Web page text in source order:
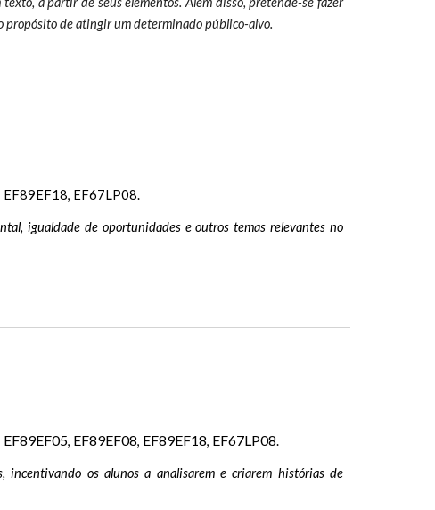
propósito de atingir um determinado público-alvo.
EF89EF18, EF67LP08.
igualdade de oportunidades e outros temas relevantes no
EF89EF05, EF89EF08, EF89EF18, EF67LP08.
incentivando os alunos a analisarem e criarem histórias de